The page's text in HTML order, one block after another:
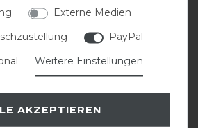
Externe Medien
PayPal
Weitere Einstellungen
AKZEPTIEREN